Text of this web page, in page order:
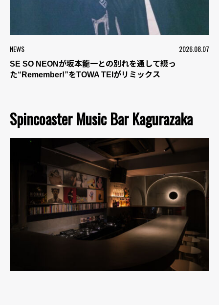
NEWS 2026.08.07
SE SO NEONが坂本龍一との別れを通して綴っ
た“Remember!”をTOWA TEIがリミックス
Spincoaster Music Bar Kagurazaka